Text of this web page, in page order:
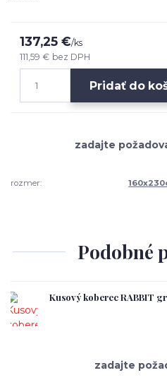
137,25 €/ks
111,59 € bez DPH
Pridať do
rozmer:
Podobné
Kusový koberec RABBIT